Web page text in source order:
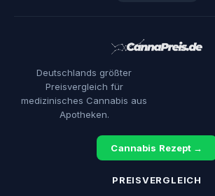
Deutschlands größter
Preisvergleich für
medizinisches Cannabis aus
Apotheken.
Cannabis Rezept →
PREISVERGLEICH